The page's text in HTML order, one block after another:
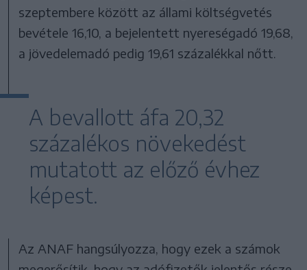
szeptembere között az állami költségvetés
bevétele 16,10, a bejelentett nyereségadó 19,68,
a jövedelemadó pedig 19,61 százalékkal nőtt.
A bevallott áfa 20,32
százalékos növekedést
mutatott az előző évhez
képest.
Az ANAF hangsúlyozza, hogy ezek a számok